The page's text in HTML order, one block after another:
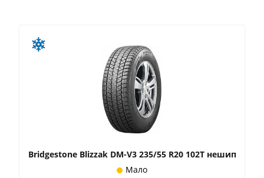
Bridgestone Blizzak DM-V3 235/55 R20 102T нешип
Мало